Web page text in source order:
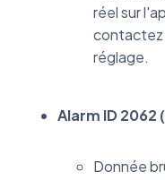
réel sur
contactez
réglage.
Alarm ID 2062
Donnée